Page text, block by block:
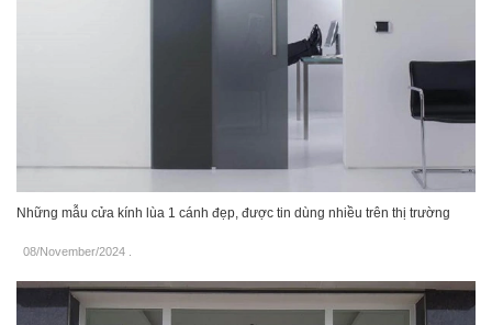
Những mẫu cửa kính lùa 1 cánh đẹp, được tin dùng nhiều trên thị trường
08/November/2024